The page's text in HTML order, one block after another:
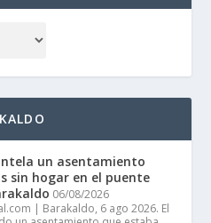
un asentamiento
sin hogar en el puente
06/08/2026
| Barakaldo, 6 ago 2026. El